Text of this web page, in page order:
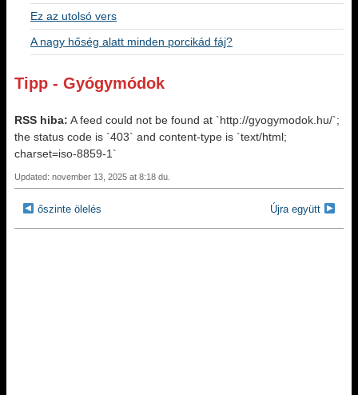
Ez az utolsó vers
A nagy hőség alatt minden porcikád fáj?
Tipp - Gyógymódok
RSS hiba: A feed could not be found at `http://gyogymodok.hu/`;
the status code is `403` and content-type is `text/html;
charset=iso-8859-1`
Updated: november 13, 2025 at 8:18 du.
őszinte ölelés Újra együtt